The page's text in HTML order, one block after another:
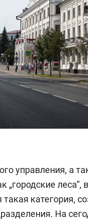
управления, а
„городские леса“,
такая категория,
На